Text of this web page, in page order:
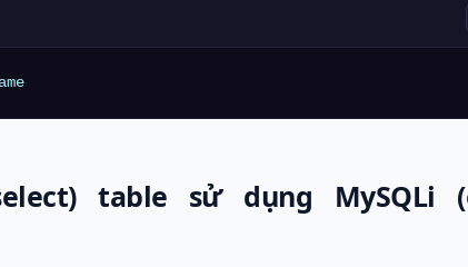
table sử dụng MySQLi